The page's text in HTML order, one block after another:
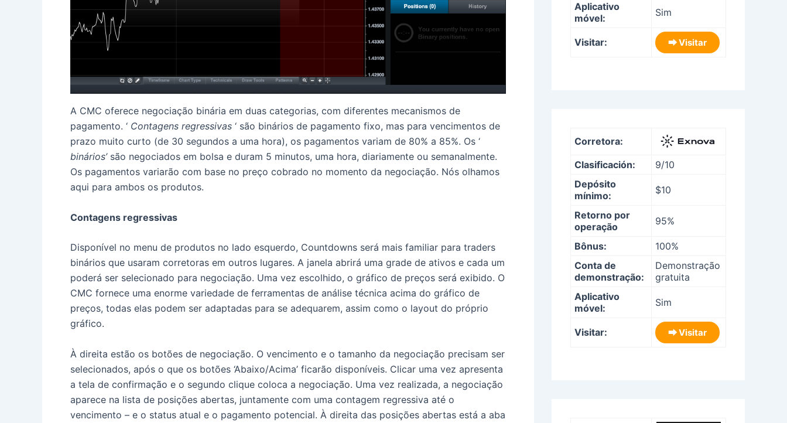
A CMC oferece negociação binária em duas categorias, com diferentes mecanismos de
pagamento. ‘ Contagens regressivas ‘ são binários de pagamento fixo, mas para vencimentos de
prazo muito curto (de 30 segundos a uma hora), os pagamentos variam de 80% a 85%. Os ‘
binários’são negociados em bolsa e duram 5 minutos, uma hora, diariamente ou semanalmente.
Os pagamentos variarão com base no preço cobrado no momento da negociação. Nós olhamos
aqui para ambos os produtos.
Contagens regressivas
Disponível no menu de produtos no lado esquerdo, Countdowns será mais familiar para traders
binários que usaram corretoras em outros lugares. A janela abrirá uma grade de ativos e cada um
poderá ser selecionado para negociação. Uma vez escolhido, o gráfico de preços será exibido. O
CMC fornece uma enorme variedade de ferramentas de análise técnica acima do gráfico de
preços, todas elas podem ser adaptadas para se adequarem, assim como o layout do próprio
gráfico.
À direita estão os botões de negociação. O vencimento e o tamanho da negociação precisam ser
selecionados, após o que os botões ‘Abaixo/Acima’ ficarão disponíveis. Clicar uma vez apresenta
a tela de confirmação e o segundo clique coloca a negociação. Uma vez realizada, a negociação
aparece na lista de posições abertas, juntamente com uma contagem regressiva até o
vencimento – e o status atual e o pagamento potencial. À direita das posições abertas está a aba
Aplicativo
móvel:
Sim
Visitar: ⮕ Visitar
Corretora:
Clasificación:
9/10
Depósito
mínimo:
$10
Retorno por
operação
95%
Bônus:
100%
Conta de
demonstração:
Demonstração
gratuita
Aplicativo
móvel:
Sim
Visitar: ⮕ Visitar